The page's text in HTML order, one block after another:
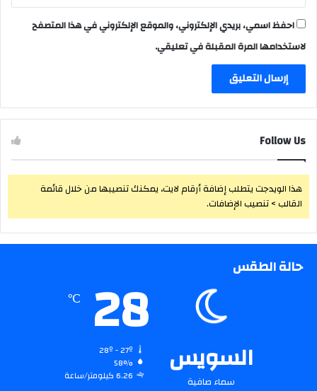
احفظ اسمي، بريدي الإلكتروني، والموقع الإلكتروني في هذا المتصفح
لاستخدامها المرة المقبلة في تعليقي.
Follow Us
هذا الويدجت يتطلب إضافة أرقام لايت، يمكنك تنصيبها من خلال قائمة
القالب > تنصيب الإضافات.
حالة الطقس
السويس
سماء صافية
28
℃
58%
6.26 كيلومتر/ساعة